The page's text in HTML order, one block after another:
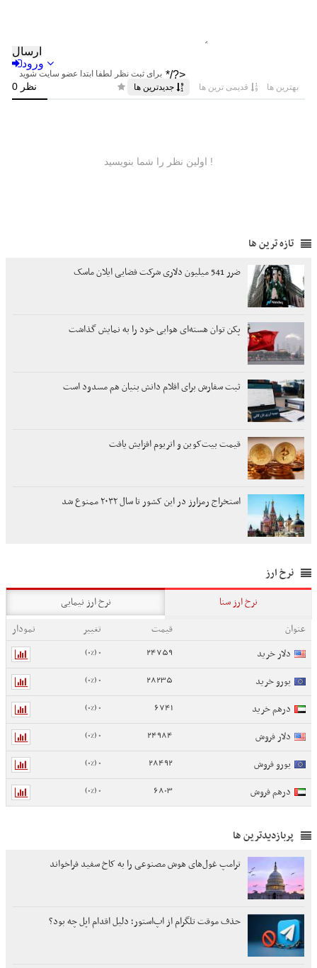
تازه ترین ها
ضرر 541 میلیون دلاری شرکت فضایی ایلان ماسک
پکن توان هسته‌ای هوایی خود را به نمایش گذاشت
ثبت سفارش برای اقلام دانش بنیان هم مسدود است
قیمت بیت‌کوین و اتریوم افزایش یافت
استخراج رمزارز در این کشور تا سال ۲۰۳۲ ممنوع شد
نرخ ارز
نرخ ارز سنا
نرخ ارز نیمایی
عنوان
قیمت تغییر
نمودار
دلار خرید
24759
0 (0%)
یورو خرید 28235
0 (0%)
درهم خرید 6741
0 (0%)
دلار فروش 24984
0 (0%)
یورو فروش 28492
0 (0%)
درهم فروش 6803
0 (0%)
پربازدیدترین ها
ترامپ غول‌های هوش مصنوعی را به کاخ سفید فراخواند
حذف موقت تلگرام از اپ‌استور؛ دلیل اقدام اپل چه بود؟